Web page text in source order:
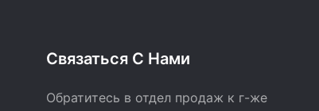
Связаться С Нами
Обратитесь в отдел продаж к г-же